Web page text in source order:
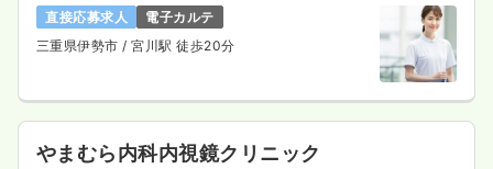
直接応募求人
電子カルテ
三重県伊勢市 / 宮川駅 徒歩20分
やまむら内科内視鏡クリニック